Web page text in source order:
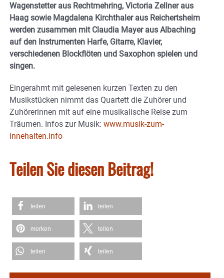
Wagenstetter aus Rechtmehring, Victoria Zellner aus
Haag sowie Magdalena Kirchthaler aus Reichertsheim
werden zusammen mit Claudia Mayer aus Albaching
auf den Instrumenten Harfe, Gitarre, Klavier,
verschiedenen Blockflöten und Saxophon spielen und
singen.
Eingerahmt mit gelesenen kurzen Texten zu den
Musikstücken nimmt das Quartett die Zuhörer und
Zuhörerinnen mit auf eine musikalische Reise zum
Träumen. Infos zur Musik: www.musik-zum-
innehalten.info
Teilen Sie diesen Beitrag!
teilen teilen
merken teilen
teilen teilen